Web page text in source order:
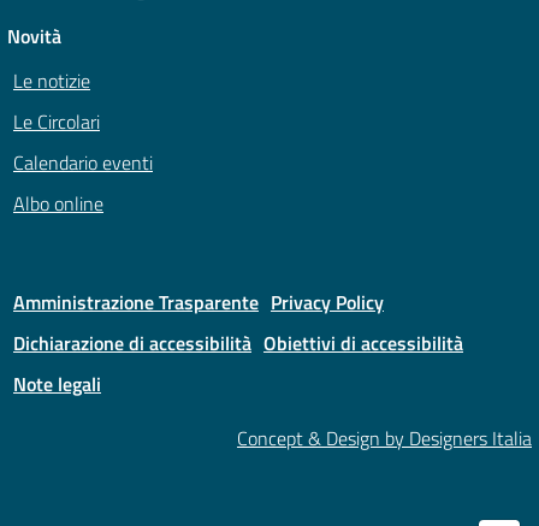
Novità
Le notizie
Le Circolari
Calendario eventi
Albo online
Amministrazione Trasparente Privacy Policy
Dichiarazione di accessibilità Obiettivi di accessibilità
Note legali
Concept & Design by Designers Italia